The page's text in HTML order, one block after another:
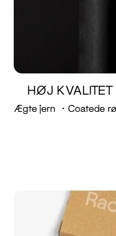
Ægte jern ・Coatede
HØJ KVALITET